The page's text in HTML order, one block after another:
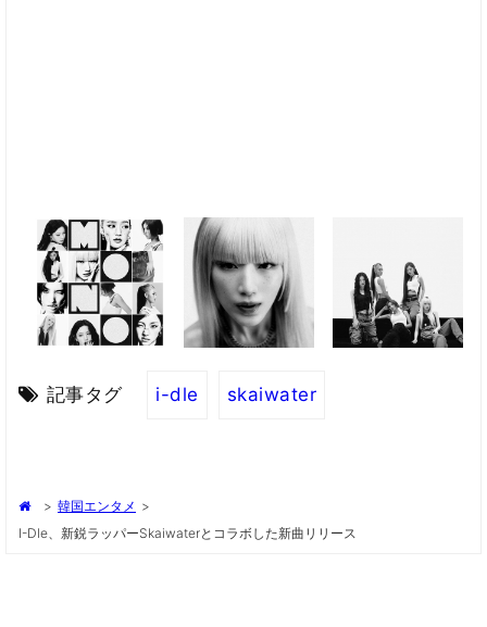
記事タグ i-dle skaiwater
> 韓国エンタメ >
I-Dle、新鋭ラッパーskaiwaterとコラボした新曲リリース